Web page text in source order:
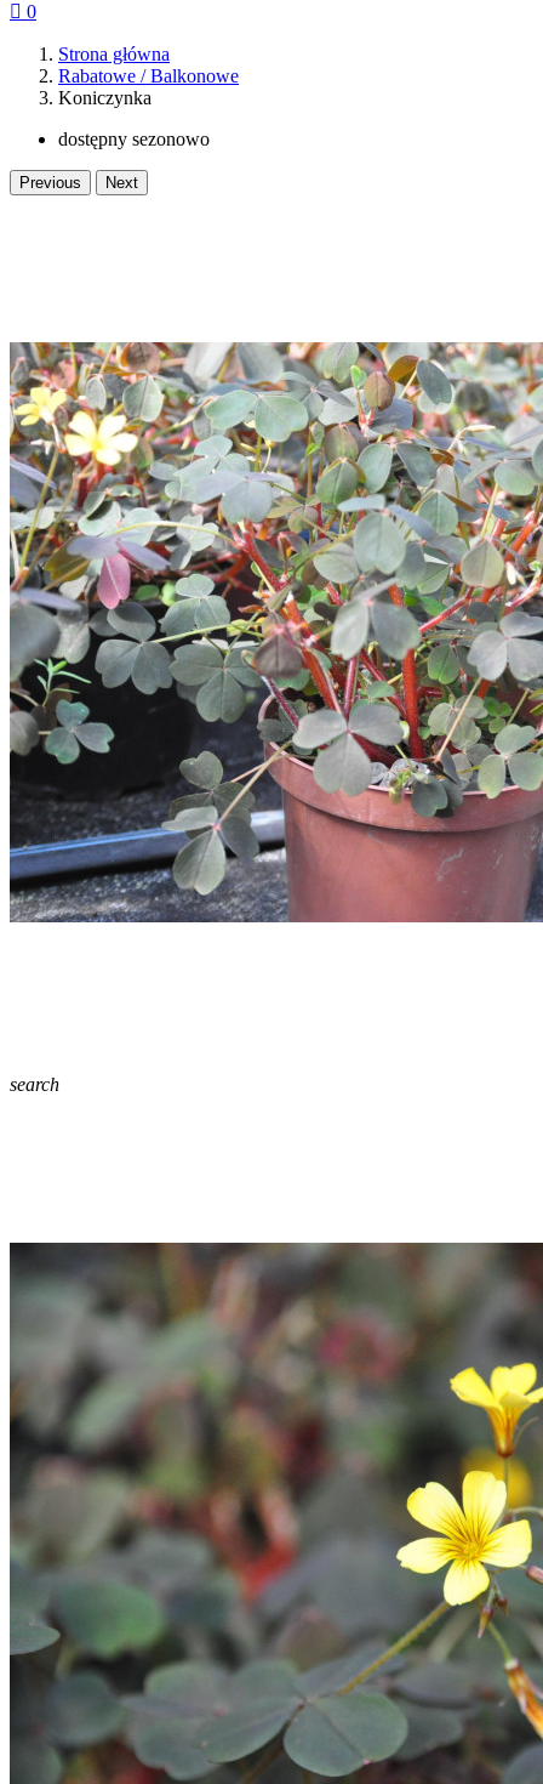
 0
Strona główna
Rabatowe / Balkonowe
Koniczynka
dostępny sezonowo
Previous Next
search